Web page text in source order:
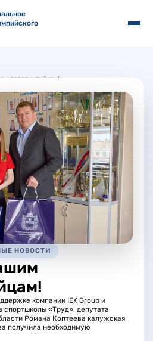
паралимпийцам!
НОВОСТИ
компании IEK Group и
спортшколы «Труд», депутата
Романа Коптеева калужская
получила необходимую